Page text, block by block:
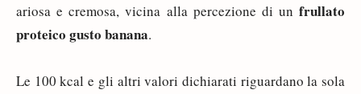
ariosa e cremosa, vicina alla percezione di un frullato
proteico gusto banana.
Le 100 kcal e gli altri valori dichiarati riguardano la sola